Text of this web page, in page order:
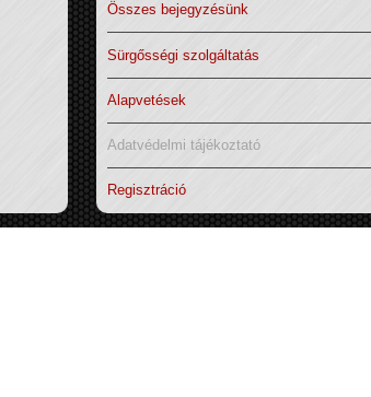
Összes bejegyzésünk
Sürgősségi szolgáltatás
Alapvetések
Adatvédelmi tájékoztató
Regisztráció